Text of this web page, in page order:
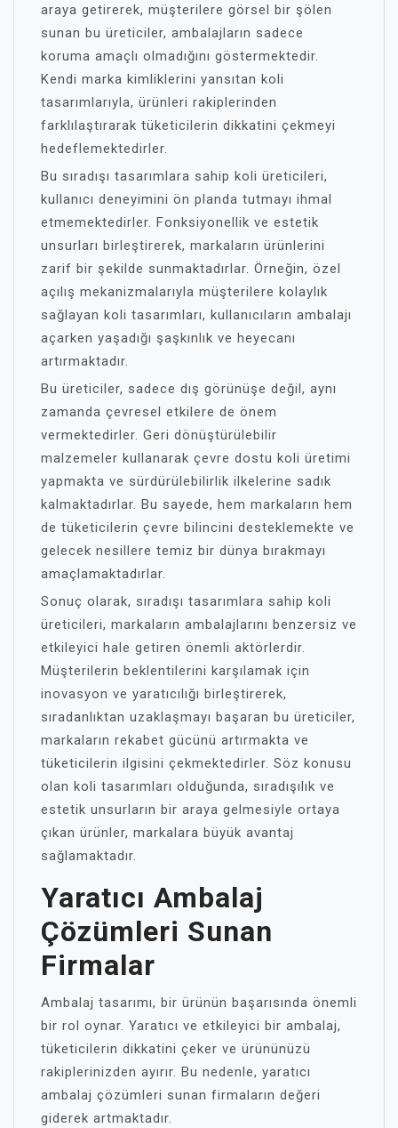
araya getirerek, müşterilere görsel bir şölen
sunan bu üreticiler, ambalajların sadece
koruma amaçlı olmadığını göstermektedir.
Kendi marka kimliklerini yansıtan koli
tasarımlarıyla, ürünleri rakiplerinden
farklılaştırarak tüketicilerin dikkatini çekmeyi
hedeflemektedirler.
Bu sıradışı tasarımlara sahip koli üreticileri,
kullanıcı deneyimini ön planda tutmayı ihmal
etmemektedirler. Fonksiyonellik ve estetik
unsurları birleştirerek, markaların ürünlerini
zarif bir şekilde sunmaktadırlar. Örneğin, özel
açılış mekanizmalarıyla müşterilere kolaylık
sağlayan koli tasarımları, kullanıcıların ambalajı
açarken yaşadığı şaşkınlık ve heyecanı
artırmaktadır.
Bu üreticiler, sadece dış görünüşe değil, aynı
zamanda çevresel etkilere de önem
vermektedirler. Geri dönüştürülebilir
malzemeler kullanarak çevre dostu koli üretimi
yapmakta ve sürdürülebilirlik ilkelerine sadık
kalmaktadırlar. Bu sayede, hem markaların hem
de tüketicilerin çevre bilincini desteklemekte ve
gelecek nesillere temiz bir dünya bırakmayı
amaçlamaktadırlar.
Sonuç olarak, sıradışı tasarımlara sahip koli
üreticileri, markaların ambalajlarını benzersiz ve
etkileyici hale getiren önemli aktörlerdir.
Müşterilerin beklentilerini karşılamak için
inovasyon ve yaratıcılığı birleştirerek,
sıradanlıktan uzaklaşmayı başaran bu üreticiler,
markaların rekabet gücünü artırmakta ve
tüketicilerin ilgisini çekmektedirler. Söz konusu
olan koli tasarımları olduğunda, sıradışılık ve
estetik unsurların bir araya gelmesiyle ortaya
çıkan ürünler, markalara büyük avantaj
sağlamaktadır.
Yaratıcı Ambalaj
Çözümleri Sunan
Firmalar
Ambalaj tasarımı, bir ürünün başarısında önemli
bir rol oynar. Yaratıcı ve etkileyici bir ambalaj,
tüketicilerin dikkatini çeker ve ürününüzü
rakiplerinizden ayırır. Bu nedenle, yaratıcı
ambalaj çözümleri sunan firmaların değeri
giderek artmaktadır.